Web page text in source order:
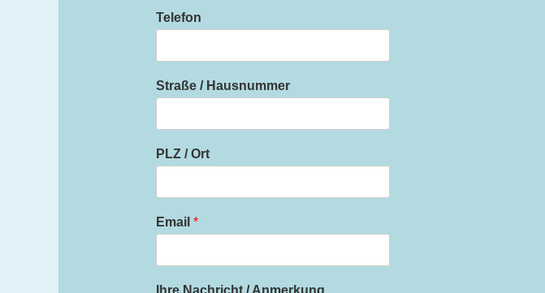
Telefon
Straße / Hausnummer
PLZ / Ort
Email *
Ihre Nachricht / Anmerkung